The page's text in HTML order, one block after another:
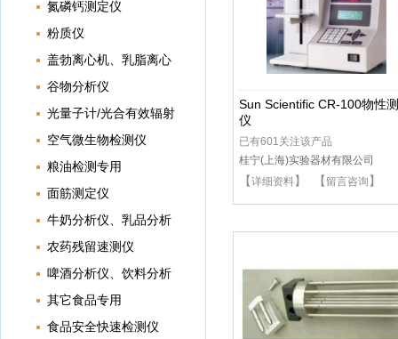
白测定仪
氮磷钙测定仪
粉质仪
盖勃离心机、乳脂离心
机 谷物分析仪
光量子计/光合有效辐射
计 空气微生物检测仪
粮油检测专用
面筋测定仪
牛奶分析仪、乳品分析
仪 农药残留速测仪
啤酒分析仪、饮料分析
仪 其它食品专用
食品安全快速检测仪
Sun Scientific CR-100物性
仪
已有601关注该产品
桂宁(上海)实验器材有限公司
【详细资料】 【 留言咨询 】